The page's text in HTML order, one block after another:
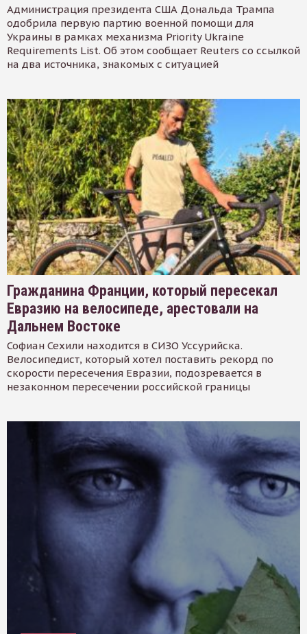
Администрация президента США Дональда Трампа
одобрила первую партию военной помощи для
Украины в рамках механизма Priority Ukraine
Requirements List. Об этом сообщает Reuters со ссылкой
на два источника, знакомых с ситуацией
Гражданина Франции, который пересекал
Евразию на велосипеде, арестовали на
Дальнем Востоке
Софиан Сехили находится в СИЗО Уссурийска.
Велосипедист, который хотел поставить рекорд по
скорости пересечения Евразии, подозревается в
незаконном пересечении российской границы